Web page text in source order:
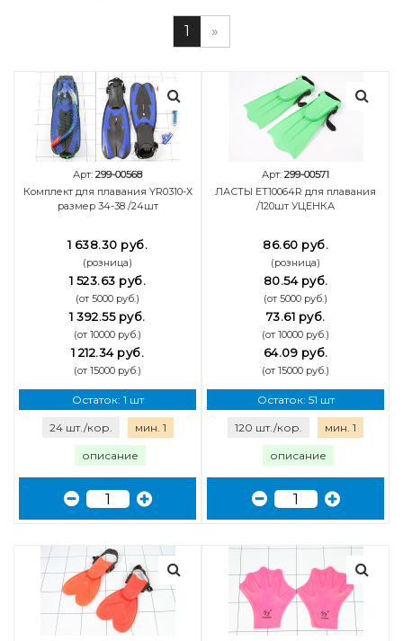
1 »
Арт: 299-00568
Комплект для плавания YR0310-Х
размер 34-38 /24шт
1 638.30 руб.
(розница)
1 523.63 руб.
(от 5000 руб.)
1 392.55 руб.
(от 10000 руб.)
1 212.34 руб.
(от 15000 руб.)
Остаток: 1 шт
24 шт./кор. мин. 1
описание
Арт: 299-00571
ЛАСТЫ ET10064R для плавания
/120шт УЦЕНКА
86.60 руб.
(розница)
80.54 руб.
(от 5000 руб.)
73.61 руб.
(от 10000 руб.)
64.09 руб.
(от 15000 руб.)
Остаток: 51 шт
120 шт./кор. мин. 1
описание